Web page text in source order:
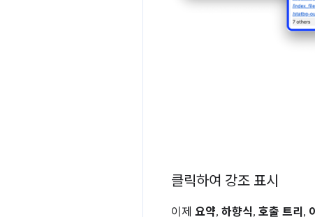
클릭하여 강조 표시
이제 요약, 하향식, 호출 트리 ,